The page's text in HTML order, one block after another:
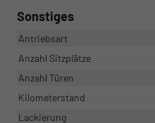
Sonstiges
Antriebsart
Anzahl Sitzplätze
Anzahl Türen
Kilometerstand
Lackierung